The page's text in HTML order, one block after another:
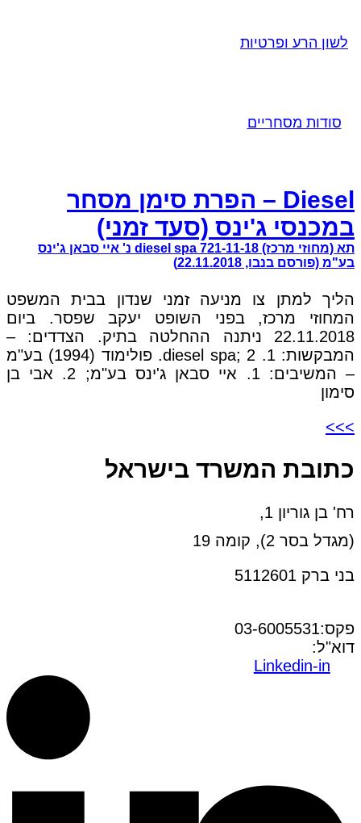
לשון הרע ופרטיות
סודות מסחריים
Diesel – הפרת סימן מסחר
במכנסי ג'ינס (סעד זמני)
תא (מחוזי מרכז) 721-11-18 diesel spa נ' איי סבאן ג'ינס
בע"מ (פורסם בנבו, 22.11.2018)
הליך למתן צו מניעה זמני שנדון בבית המשפט
המחוזי מרכז, בפני השופט יעקב שפסר. ביום
22.11.2018 ניתנה ההחלטה בתיק. הצדדים: –
המבקשות: 1. diesel spa; 2. פולימוד (1994) בע"מ
– המשיבים: 1. איי סבאן ג'ינס בע"מ; 2. אבי בן
סימון
>>>
כתובת המשרד בישראל
רח' בן גוריון 1,
(מגדל בסר 2), קומה 19
בני ברק 5112601
פקס:03-6005531
דוא"ל:
Linkedin-in